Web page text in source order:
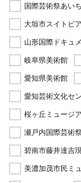
国際芸術祭あいち
大垣市スイトピ
山形国際ドキュ
岐阜県美術館
愛知県美術館
愛知芸術文化セ
桜ヶ丘ミュージ
瀬戸内国際芸術
碧南市藤井達吉
美濃加茂市民ミ